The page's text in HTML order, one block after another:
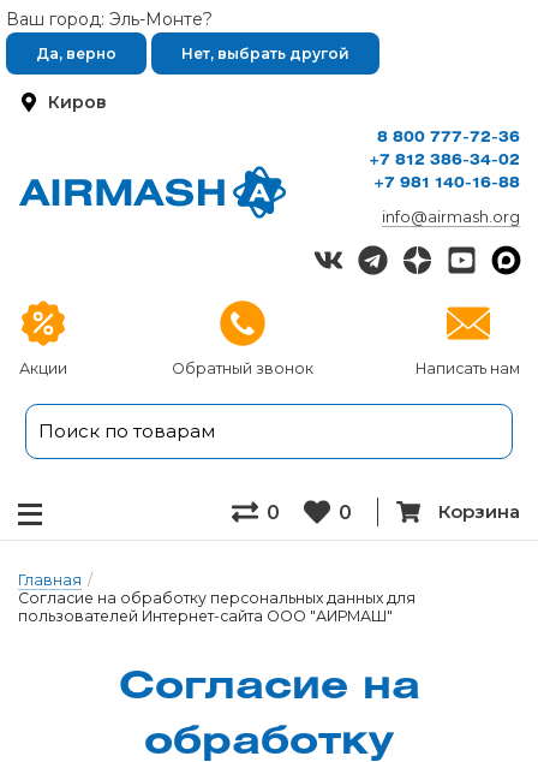
Киров
Ваш город: Эль-Монте?
Да, верно Нет, выбрать другой
Акции Обратный звонок Написать нам
8 800 777-72-36
+7 812 386-34-02
+7 981 140-16-88
info@airmash.org
0 0 Корзина
Главная /
Согласие на обработку персональных данных для
пользователей Интернет-сайта ООО "АИРМАШ"
Согласие на
об­ра­бот­ку